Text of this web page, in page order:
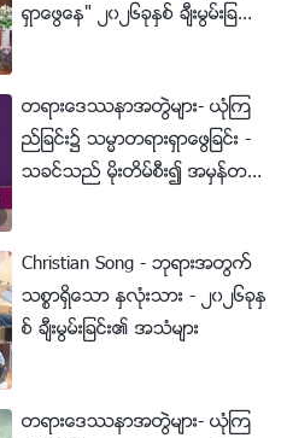
ရွာေဖြေန" ၂၀၂၆ခုႏွစ္ ခ်ီးမြမ္းျခ
တရားေဒႆနာအတြဲမ်ား- ယုံၾက
ည္ျခင္း၌ သမၼာတရားရွာေဖြျခင္း -
သခင္သည္ မိုးတိမ္စီး၍ အမွန္တက
Christian Song - ဘုရားအတြက္
သစၥာရွိေသာ ႏွလုံးသား - ၂၀၂၆ခုႏွ
စ္ ခ်ီးမြမ္းျခင္း၏ အသံမ်ား
တရားေဒႆနာအတြဲမ်ား- ယုံၾက